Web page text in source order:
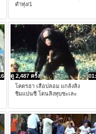
ดำทุ่ง/1
ดู 2,487 ครั้ง
โคตรฮา เสือปลอม แกล้งลิง
ชิมแปนซี โดนลิงทุบซะเละ